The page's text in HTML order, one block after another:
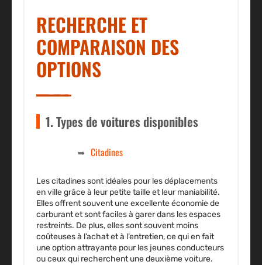
RECHERCHE ET
COMPARAISON DES
OPTIONS
1. Types de voitures disponibles
Citadines
Les citadines sont idéales pour les déplacements
en ville grâce à leur petite taille et leur maniabilité.
Elles offrent souvent une excellente économie de
carburant et sont faciles à garer dans les espaces
restreints. De plus, elles sont souvent moins
coûteuses à l’achat et à l’entretien, ce qui en fait
une option attrayante pour les jeunes conducteurs
ou ceux qui recherchent une deuxième voiture.